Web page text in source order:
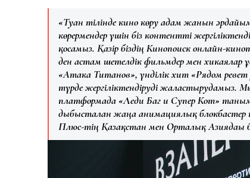
«Туған тілінде кино көру адам жанын әрдайым
көрермендер үшін біз контентті
қосамыз. Қазір біздің Кинопоиск онлайн-
ден астам шетелдік фильмдер мен
«Атака Титанов», үнділік хит «Рядом ревет
түрде жергіліктендіруді
платформада «Леди Баг и Супер Кот»
дыбысталған жаңа анимациялық
Плюс-тің Қазақстан мен Орталық Азиядағы